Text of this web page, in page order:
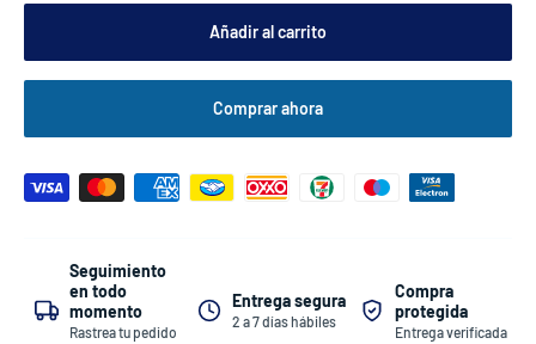
Añadir al carrito
Comprar ahora
Seguimiento
en todo
momento
Rastrea tu pedido
Entrega segura
2 a 7 días hábiles
Compra
protegida
Entrega verificada